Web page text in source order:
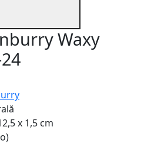
Waxy
x 1,5 cm